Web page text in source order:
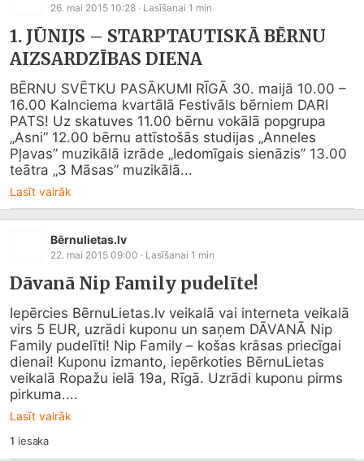
26. mai 2015 10:28 · Lasīšanai 1 min
1. JŪNIJS – STARPTAUTISKĀ BĒRNU
AIZSARDZĪBAS DIENA
BĒRNU SVĒTKU PASĀKUMI RĪGĀ 30. maijā 10.00 –
16.00 Kalnciema kvartālā Festivāls bērniem DARI
PATS! Uz skatuves 11.00 bērnu vokālā popgrupa
„Asni” 12.00 bērnu attīstošās studijas „Anneles
Pļavas” muzikālā izrāde „Iedomīgais sienāzis” 13.00
teātra „3 Māsas” muzikālā...
Lasīt vairāk
Bērnulietas.lv
22. mai 2015 09:00 · Lasīšanai 1 min
Dāvanā Nip Family pudelīte!
Iepērcies BērnuLietas.lv veikalā vai interneta veikalā
virs 5 EUR, uzrādi kuponu un saņem DĀVANĀ Nip
Family pudelīti! Nip Family – košas krāsas priecīgai
dienai! Kuponu izmanto, iepērkoties BērnuLietas
veikalā Ropažu ielā 19a, Rīgā. Uzrādi kuponu pirms
pirkuma....
Lasīt vairāk
1 iesaka